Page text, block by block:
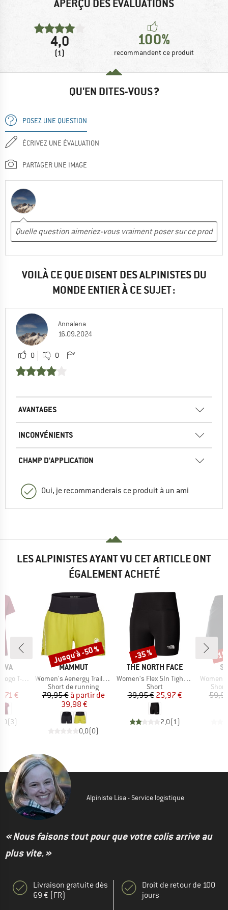
APERÇU DES ÉVALUATIONS
4,0
(1)
100%
recommandent ce produit
QU'EN DITES-VOUS ?
POSEZ UNE QUESTION
ÉCRIVEZ UNE ÉVALUATION
PARTAGER UNE IMAGE
VOILÀ CE QUE DISENT DES ALPINISTES DU
MONDE ENTIER À CE SUJET :
Annalena
16.09.2024
0 0
AVANTAGES
INCONVÉNIENTS
CHAMP D'APPLICATION
Oui, je recommanderais ce produit à un ami
LES ALPINISTES AYANT VU CET ARTICLE ONT
ÉGALEMENT ACHETÉ
T-Shirt
réduit
€
(3)
MARQUE
MAMMUT
Article
Women's Aenergy Trailrunning Shorts
Product group
Short de running
Prix
79,95 € Prix réduit
à partir de
39,98 €
0,0(0)
Remise
Jusqu'à -50 %
MARQUE
THE NORTH FACE
Article
Women's Flex 5In Tight Short
Product group
Short
Prix
39,95 €Prix réduit
25,97 €
2,0(1)
Remise
-35 %
Article
-
Alpiniste Lisa - Service logistique
« Nous faisons tout pour que votre colis arrive au
plus vite. »
Livraison gratuite dès
69 € (FR)
Droit de retour de 100
jours